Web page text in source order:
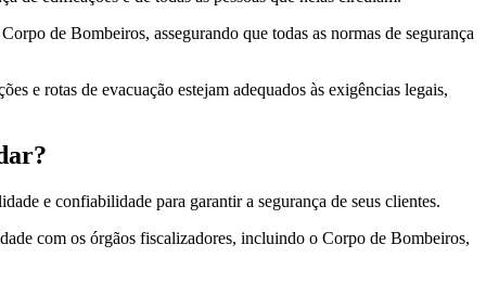
de Bombeiros, assegurando que todas as normas de segurança
e rotas de evacuação estejam adequados às exigências legais,
e confiabilidade para garantir a segurança de seus clientes.
com os órgãos fiscalizadores, incluindo o Corpo de Bombeiros,